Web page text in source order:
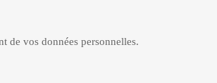
de vos données personnelles.